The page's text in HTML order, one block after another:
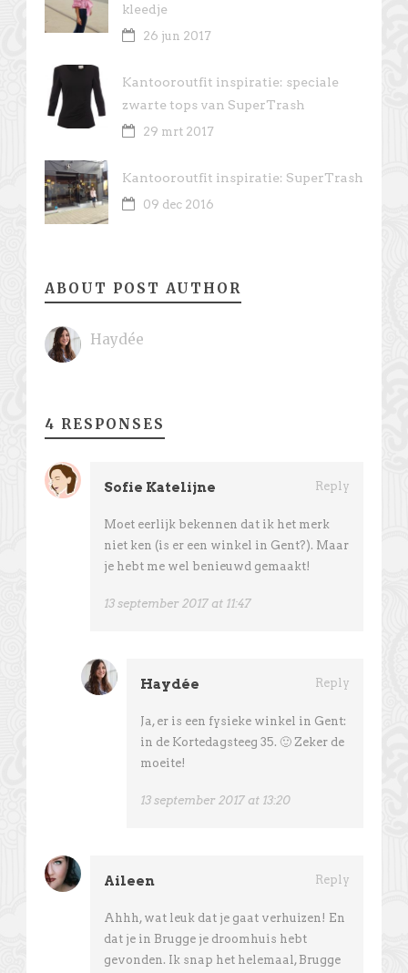
kleedje
26 jun 2017
Kantooroutfit inspiratie: speciale
zwarte tops van SuperTrash
29 mrt 2017
Kantooroutfit inspiratie: SuperTrash
09 dec 2016
ABOUT POST AUTHOR
Haydée
4 RESPONSES
Sofie Katelijne Reply
Moet eerlijk bekennen dat ik het merk
niet ken (is er een winkel in Gent?). Maar
je hebt me wel benieuwd gemaakt!
13 september 2017 at 11:47
Haydée Reply
Ja, er is een fysieke winkel in Gent:
in de Kortedagsteeg 35. 🙂 Zeker de
moeite!
13 september 2017 at 13:20
Aileen Reply
Ahhh, wat leuk dat je gaat verhuizen! En
dat je in Brugge je droomhuis hebt
gevonden. Ik snap het helemaal, Brugge